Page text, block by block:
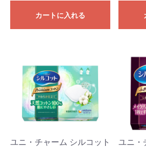
カートに入れる
ユニ・チャーム シルコット
ユニ・